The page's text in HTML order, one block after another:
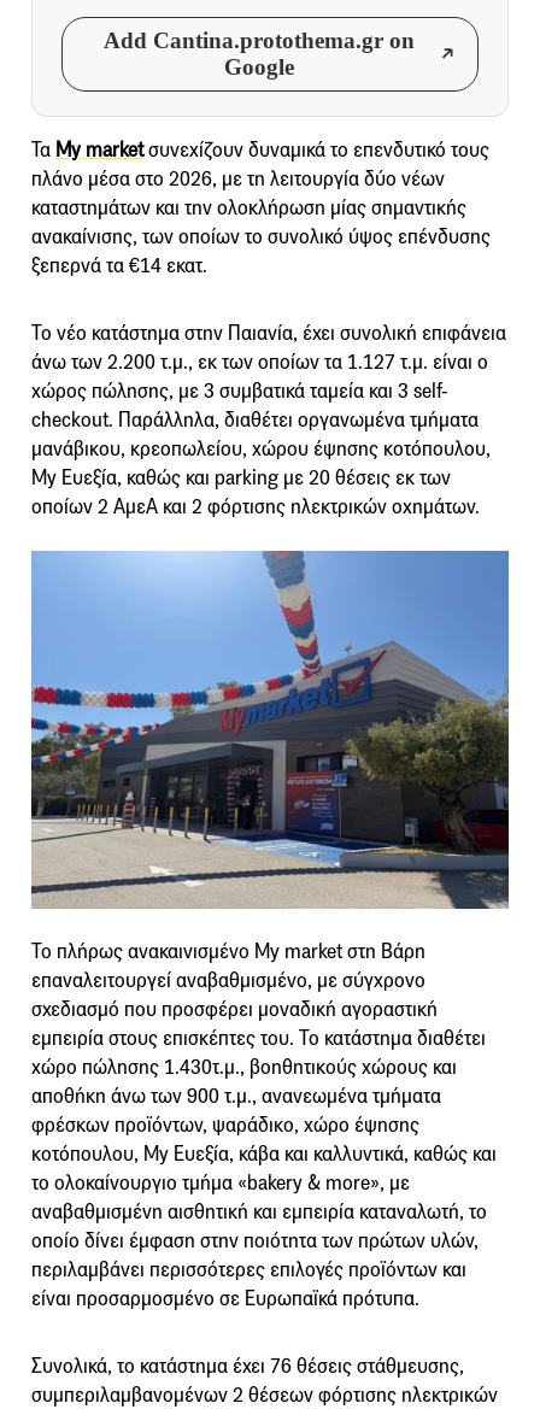
Add Cantina.protothema.gr on
Google
Τα My marketσυνεχίζουν δυναμικά το επενδυτικό τους
πλάνο μέσα στο 2026, με τη λειτουργία δύο νέων
καταστημάτων και την ολοκλήρωση μίας σημαντικής
ανακαίνισης, των οποίων το συνολικό ύψος επένδυσης
ξεπερνά τα €14 εκατ.
Το νέο κατάστημα στην Παιανία, έχει συνολική επιφάνεια
άνω των 2.200 τ.μ., εκ των οποίων τα 1.127 τ.μ. είναι ο
χώρος πώλησης, με 3 συμβατικά ταμεία και 3 self-
checkout. Παράλληλα, διαθέτει οργανωμένα τμήματα
μανάβικου, κρεοπωλείου, χώρου έψησης κοτόπουλου,
My Ευεξία, καθώς και parking με 20 θέσεις εκ των
οποίων 2 ΑμεΑ και 2 φόρτισης ηλεκτρικών οχημάτων.
Το πλήρως ανακαινισμένο My market στη Βάρη
επαναλειτουργεί αναβαθμισμένο, με σύγχρονο
σχεδιασμό που προσφέρει μοναδική αγοραστική
εμπειρία στους επισκέπτες του. Το κατάστημα διαθέτει
χώρο πώλησης 1.430τ.μ., βοηθητικούς χώρους και
αποθήκη άνω των 900 τ.μ., ανανεωμένα τμήματα
φρέσκων προϊόντων, ψαράδικο, χώρο έψησης
κοτόπουλου, My Ευεξία, κάβα και καλλυντικά, καθώς και
το ολοκαίνουργιο τμήμα «bakery & more», με
αναβαθμισμένη αισθητική και εμπειρία καταναλωτή, το
οποίο δίνει έμφαση στην ποιότητα των πρώτων υλών,
περιλαμβάνει περισσότερες επιλογές προϊόντων και
είναι προσαρμοσμένο σε Ευρωπαϊκά πρότυπα.
Συνολικά, το κατάστημα έχει 76 θέσεις στάθμευσης,
συμπεριλαμβανομένων 2 θέσεων φόρτισης ηλεκτρικών